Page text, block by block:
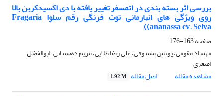
بررسی اثر بسته بندی در اتمسفر تغییر یافته با دی اکسیدکربن بالا
روی ویژگی های انبارمانی توت فرنگی رقم سلوا Fragaria
ananassa cv. Selva))
صفحه163-176
مهشاد مقومی، یونس مستوفی، علی رضا طلایی، مریم دهستانی، ابوالفضل
اصغری
مشاهده مقاله
اصل مقاله 1.92 M